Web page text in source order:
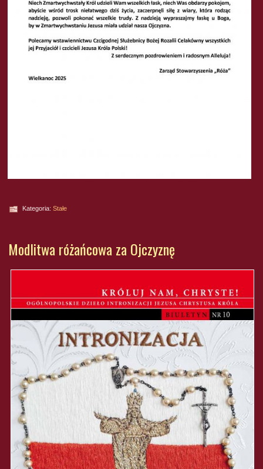
Kategoria: Stałe
Modlitwa różańcowa za Ojczyznę